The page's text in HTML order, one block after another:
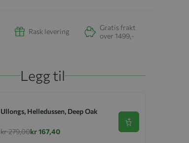
Rask levering
Gratis frakt
over 1499,-
Legg til
Ullongs, Helledussen, Deep Oak
kr 279,00kr 167,40
Se produkt